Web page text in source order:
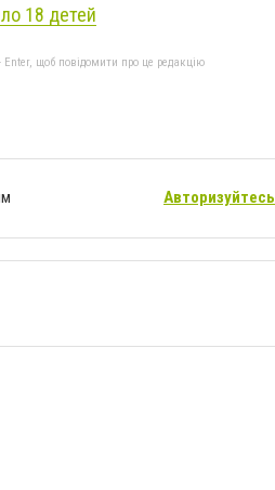
18 детей
Enter, щоб повідомити про це редакцію
Авторизуйтесь